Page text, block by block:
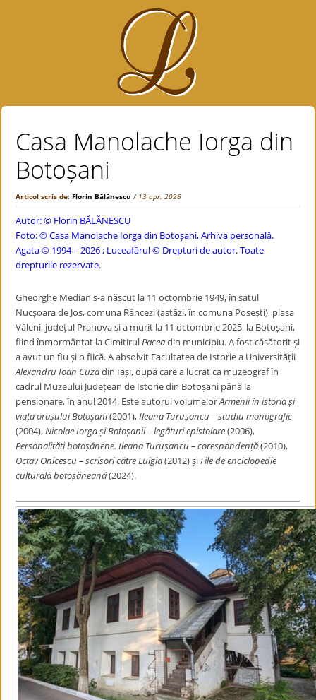
Casa Manolache Iorga din
Botoșani
Articol scris de:Florin Bălănescu / 13 apr. 2026
Autor: © Florin BĂLĂNESCU
Foto: © Casa Manolache Iorga din Botoșani, Arhiva personală.
Agata © 1994 – 2026 ; Luceafărul © Drepturi de autor. Toate
drepturile rezervate.
Gheorghe Median s-a născut la 11 octombrie 1949, în satul
Nucșoara de Jos, comuna Râncezi (astăzi, în comuna Posești), plasa
Văleni, județul Prahova și a murit la 11 octombrie 2025, la Botoșani,
fiind înmormântat la CimitirulPaceadin municipiu. A fost căsătorit și
a avut un fiu și o fiică. A absolvit Facultatea de Istorie a Universității
Alexandru Ioan Cuzadin Iași, după care a lucrat ca muzeograf în
cadrul Muzeului Județean de Istorie din Botoșani până la
pensionare, în anul 2014. Este autorul volumelorArmenii în istoria și
viața orașului Botoșani(2001),Ileana Turușancu – studiu monografic
(2004),Nicolae Iorga și Botoșanii – legături epistolare(2006),
Personalități botoșănene. Ileana Turușancu – corespondență(2010),
Octav Onicescu – scrisori către Luigia(2012) șiFile de enciclopedie
culturală botoșăneană(2024).